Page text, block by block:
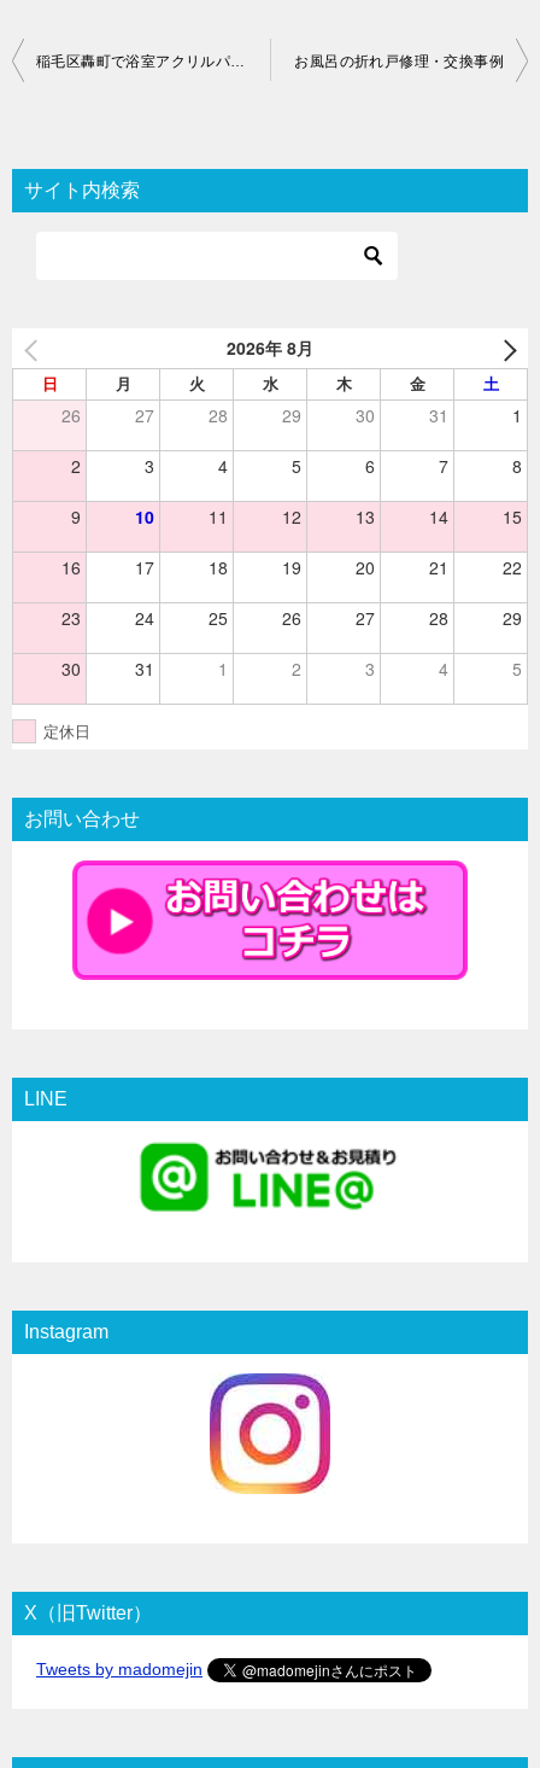
投
ビ
ゲ
ン
稲毛区轟町で浴室アクリルパネル修理 お風呂の折れ戸修理・交換事例
サイト内検索
2026年 8月
日 月 火 水 木 金 土
26 27 28 29 30 31 1
2 3 4 5 6 7 8
9 10 11 12 13 14 15
16 17 18 19 20 21 22
23 24 25 26 27 28 29
30 31 1 2 3 4 5
定休日
お問い合わせ
LINE
Instagram
X（旧Twitter）
Tweets by madomejin